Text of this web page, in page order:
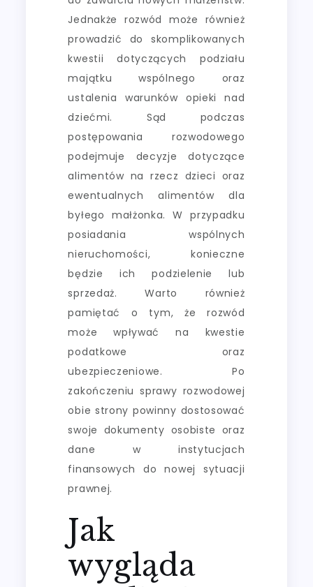
Jednakże rozwód może również
prowadzić do skomplikowanych
kwestii dotyczących podziału
majątku wspólnego oraz
ustalenia warunków opieki nad
dziećmi. Sąd podczas
postępowania rozwodowego
podejmuje decyzje dotyczące
alimentów na rzecz dzieci oraz
ewentualnych alimentów dla
byłego małżonka. W przypadku
posiadania wspólnych
nieruchomości, konieczne
będzie ich podzielenie lub
sprzedaż. Warto również
pamiętać o tym, że rozwód
może wpływać na kwestie
podatkowe oraz
ubezpieczeniowe. Po
zakończeniu sprawy rozwodowej
obie strony powinny dostosować
swoje dokumenty osobiste oraz
dane w instytucjach
finansowych do nowej sytuacji
prawnej.
Jak
wygląda